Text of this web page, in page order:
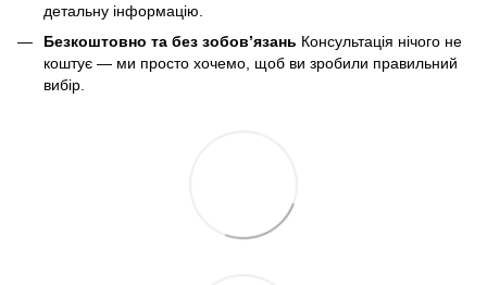
детальну інформацію.
Безкоштовно та без зобов’язань Консультація нічого не
коштує — ми просто хочемо, щоб ви зробили правильний
вибір.